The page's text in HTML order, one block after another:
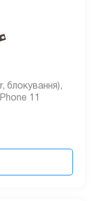
блокування),
11